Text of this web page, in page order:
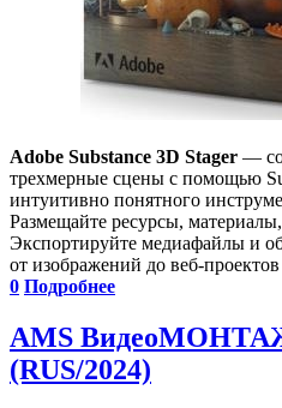
Adobe Substance 3D Stager —
трехмерные сцены с помощью
интуитивно понятного
Размещайте ресурсы,
Экспортируйте медиафайлы и
от изображений до веб-
0 Подробнее
AMS
(RUS/2024)